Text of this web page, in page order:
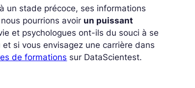
un stade précoce, ses informations
pourrions avoir un puissant
et psychologues ont-ils du souci à se
si vous envisagez une carrière dans
de formations sur DataScientest.